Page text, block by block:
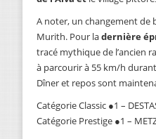
A noter, un changement de
Murith. Pour ladernière
tracé mythique de l’ancien
à parcourir à 55 km/h
Dîner et repos sont
Catégorie Classic ●1 –
Catégorie Prestige ●1 –